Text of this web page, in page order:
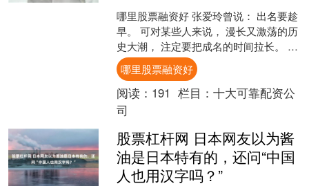
哪里股票融资好 张爱玲曾说： 出名要趁
早。 可对某些人来说， 漫长又激荡的历
史大潮， 注定要把成名的时间拉长。 经
历了半个世纪的沧桑岁月， 64岁的她才
凭借自己....
哪里股票融资好
阅读： 191 栏目： 十大可靠配资公
司
股票杠杆网 日本网友以为酱
油是日本特有的，还问“中国
人也用汉字吗？”